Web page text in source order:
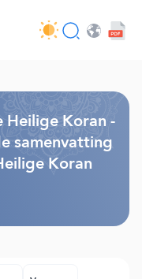
- API
Koran -
samenvatting
Koran